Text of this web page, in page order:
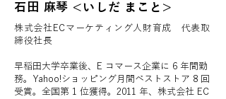
石田 麻琴 <いしだ まこと>
株式会社ECマーケティング人財育成 代表取
締役社長
早稲田大学卒業後、E コマース企業に 6 年間勤
務。Yahoo!ショッピング月間ベストストア 8 回
受賞。全国第 1 位獲得。2011 年、株式会社 EC